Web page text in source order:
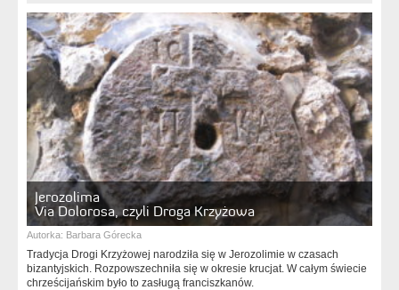
Jerozolima
Via Dolorosa, czyli Droga Krzyżowa
Autorka: Barbara Górecka
Tradycja Drogi Krzyżowej narodziła się w Jerozolimie w czasach
bizantyjskich. Rozpowszechniła się w okresie krucjat. W całym świecie
chrześcijańskim było to zasługą franciszkanów.